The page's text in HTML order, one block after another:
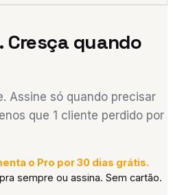
Cresça quando
Assine só quando precisar
que 1 cliente perdido por
o Pro por 30 dias grátis.
sempre ou assina. Sem cartão.